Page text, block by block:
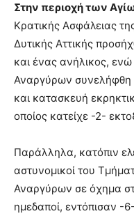
Στην περιοχή των
Κρατικής Ασφάλειας
Δυτικής Αττικής
και ένας ανήλικος,
Αναργύρων συνελήφθη
και κατασκευή
οποίος κατείχε -2-
Παράλληλα, κατόπιν
αστυνομικοί του
Αναργύρων σε όχημα
ημεδαποί, εντόπισαν -